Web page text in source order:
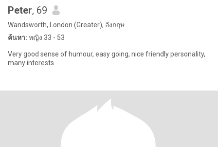
Peter, 69
Wandsworth, London (Greater), อังกฤษ
ค้นหา: หญิง 33 - 53
Very good sense of humour, easy going, nice friendly personality,
many interests.